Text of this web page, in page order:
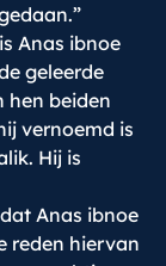
Anas ibnoe
geleerde
hen beiden
vernoemd is
Hij is
Anas ibnoe
reden hiervan